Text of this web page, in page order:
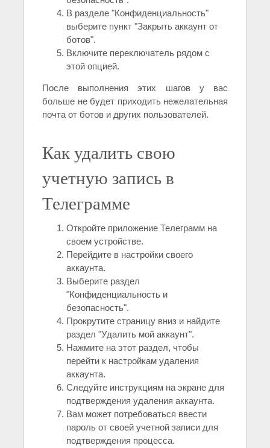
В разделе "Конфиденциальность"
выберите пункт "Закрыть аккаунт от
ботов".
Включите переключатель рядом с
этой опцией.
После выполнения этих шагов у вас
больше не будет приходить нежелательная
почта от ботов и других пользователей.
Как удалить свою
учетную запись в
Телеграмме
Откройте приложение Телеграмм на
своем устройстве.
Перейдите в настройки своего
аккаунта.
Выберите раздел
"Конфиденциальность и
безопасность".
Прокрутите страницу вниз и найдите
раздел "Удалить мой аккаунт".
Нажмите на этот раздел, чтобы
перейти к настройкам удаления
аккаунта.
Следуйте инструкциям на экране для
подтверждения удаления аккаунта.
Вам может потребоваться ввести
пароль от своей учетной записи для
подтверждения процесса.